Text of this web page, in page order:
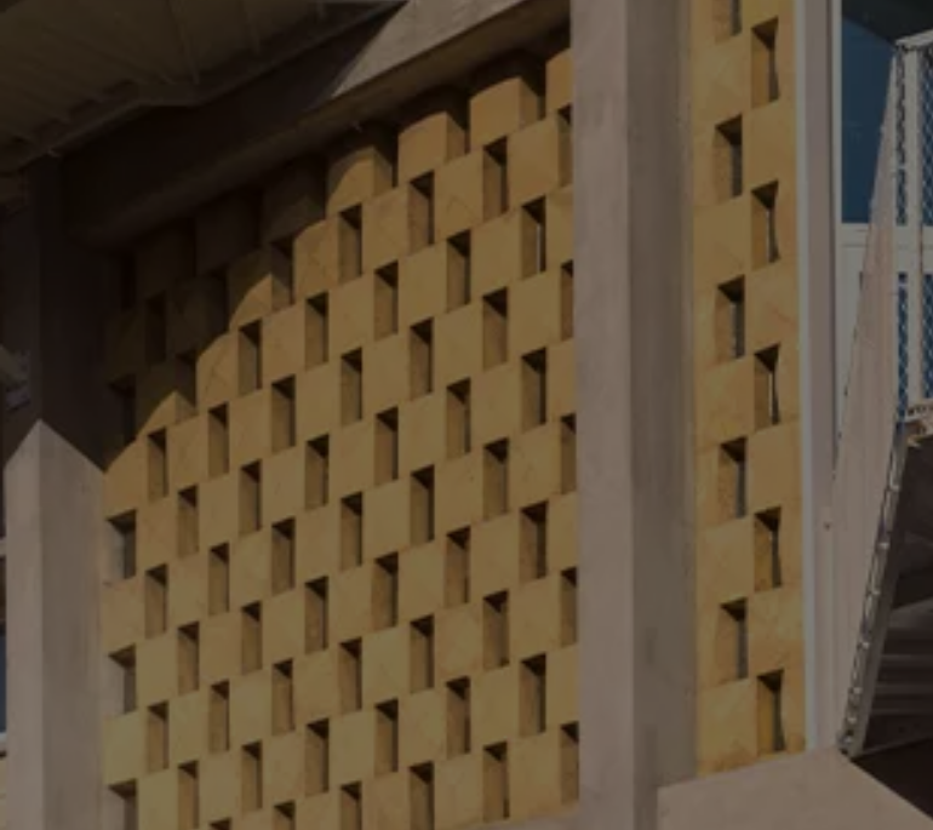
Recyclage: récupération de matières premières
Pompe à chaleur Volkswagen
Assistance dépannage et accident
Clever Repair / Totalrepair
Options numériques
Trouver des services pour votre modèle
Applications Volkswagen, connexion et boutique
Connecter un téléphone mobile au véhicule
Mises à jour pour les logiciels, les cartes et la radio
Manuel digital
Arrêt du réseau téléphonie mobile 2G/3G
myVolkswagen
Découvrir et vivre l’expérience
Engagement dans le football
Magazine Volkswagen
Blog Volkswagen